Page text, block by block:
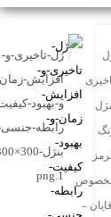
/
ژل-تاخیری-و-
افزایش-زمان-
و-بهبود-کیفیت-
رابطه-جنسی-
بنژل-300×300-